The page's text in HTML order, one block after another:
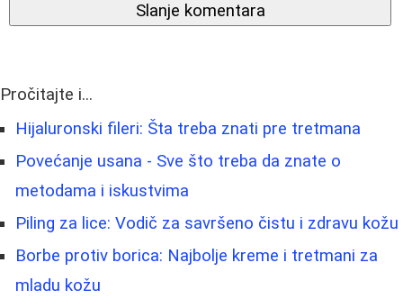
Slanje komentara
Pročitajte i...
Hijaluronski fileri: Šta treba znati pre tretmana
Povećanje usana - Sve što treba da znate o
metodama i iskustvima
Piling za lice: Vodič za savršeno čistu i zdravu kožu
Borbe protiv borica: Najbolje kreme i tretmani za
mladu kožu